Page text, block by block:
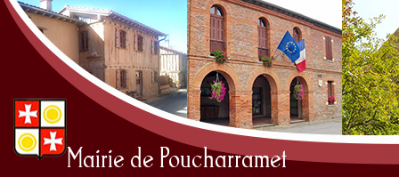
Mairie de Poucharramet